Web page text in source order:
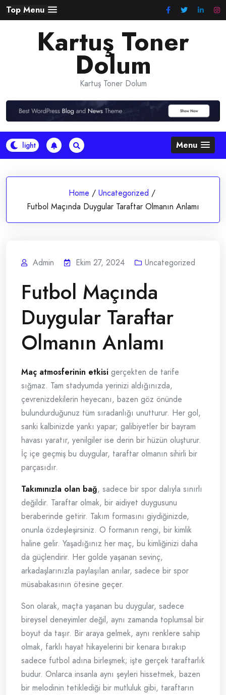
Skip
to
Top Menu
Kartuş Toner
Dolum
Kartuş Toner Dolum
Menu
Home / Uncategorized /
Futbol Maçında Duygular Taraftar Olmanın Anlamı
Admin Ekim 27, 2024 Uncategorized
Futbol Maçında
Duygular Taraftar
Olmanın Anlamı
Maç atmosferinin etkisi gerçekten de tarife
sığmaz. Tam stadyumda yerinizi aldığınızda,
çevrenizdekilerin heyecanı, bazen göz önünde
bulundurduğunuz tüm sıradanlığı unutturur. Her gol,
sanki kalbinizde yankı yapar; galibiyetler bir bayram
havası yaratır, yenilgiler ise derin bir hüzün oluşturur.
İç içe geçmiş bu duygular, taraftar olmanın sihirli bir
parçasıdır.
Takımınızla olan bağ, sadece bir spor dalıyla sınırlı
değildir. Taraftar olmak, bir aidiyet duygusunu
beraberinde getirir. Takım formasını giydiğinizde,
onunla özdeşleşirsiniz. O formanın rengi, bir kimlik
haline gelir. Yaşadığınız her maç, bu kimliğinizi daha
da güçlendirir. Her golde yaşanan sevinç,
arkadaşlarınızla paylaşılan anılar, sadece bir spor
müsabakasının ötesine geçer.
Son olarak, maçta yaşanan bu duygular, sadece
bireysel deneyimler değil, aynı zamanda toplumsal bir
boyut da taşır. Bir araya gelmek, aynı renklere sahip
olmak, farklı hayat hikayelerini bir kenara bırakıp
sadece futbol adına birleşmek; işte gerçek taraftarlık
budur. Onlarca insanla aynı şeyleri hissetmek, bazen
bir melodinin tetiklediği bir mutluluk gibi, taraftarın